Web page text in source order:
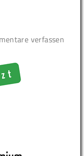
verfassen